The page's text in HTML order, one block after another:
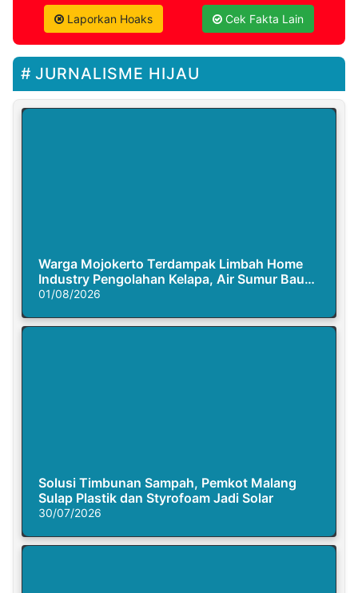
Laporkan Hoaks Cek Fakta Lain
JURNALISME HIJAU
Warga Mojokerto Terdampak Limbah Home
Industry Pengolahan Kelapa, Air Sumur Bau
Busuk
01/08/2026
Solusi Timbunan Sampah, Pemkot Malang
Sulap Plastik dan Styrofoam Jadi Solar
30/07/2026